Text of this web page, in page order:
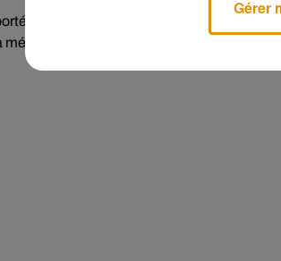
la médaille d’or en doublette, avec son
d’or en individuel.
Gérer